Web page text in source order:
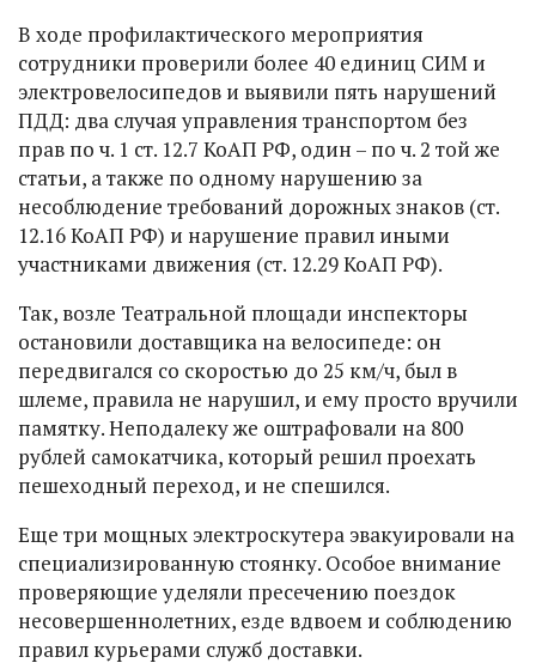
В ходе профилактического мероприятия
сотрудники проверили более 40 единиц СИМ и
электровелосипедов и выявили пять нарушений
ПДД: два случая управления транспортом без
прав по ч. 1 ст. 12.7 КоАП РФ, один – по ч. 2 той же
статьи, а также по одному нарушению за
несоблюдение требований дорожных знаков (ст.
12.16 КоАП РФ) и нарушение правил иными
участниками движения (ст. 12.29 КоАП РФ).
Так, возле Театральной площади инспекторы
остановили доставщика на велосипеде: он
передвигался со скоростью до 25 км/ч, был в
шлеме, правила не нарушил, и ему просто вручили
памятку. Неподалеку же оштрафовали на 800
рублей самокатчика, который решил проехать
пешеходный переход, и не спешился.
Еще три мощных электроскутера эвакуировали на
специализированную стоянку. Особое внимание
проверяющие уделяли пресечению поездок
несовершеннолетних, езде вдвоем и соблюдению
правил курьерами служб доставки.